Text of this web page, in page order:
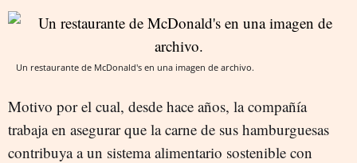
Un restaurante de McDonald's en una imagen de archivo.
Motivo por el cual, desde hace años, la compañía
trabaja en asegurar que la carne de sus hamburguesas
contribuya a un sistema alimentario sostenible con